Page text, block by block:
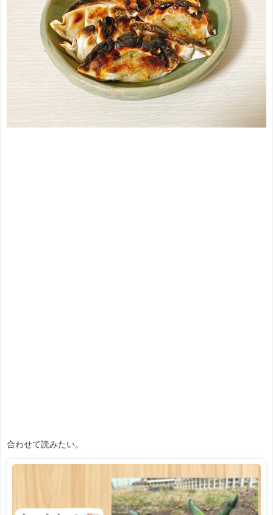
合わせて読みたい。